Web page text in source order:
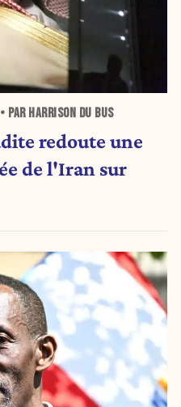
PAR HARRISON DU BUS
redoute une
de l'Iran sur